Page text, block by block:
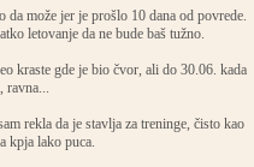
da može jer je prošlo 10 dana od povrede.
letovanje da ne bude baš tužno.
kraste gde je bio čvor, ali do 30.06. kada
ravna...
rekla da je stavlja za treninge, čisto kao
kpja lako puca.